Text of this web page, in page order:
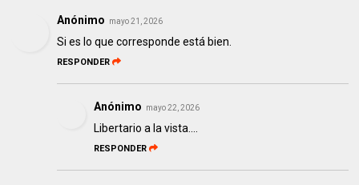
Anónimo mayo 21, 2026
Si es lo que corresponde está bien.
RESPONDER
Anónimo mayo 22, 2026
Libertario a la vista....
RESPONDER